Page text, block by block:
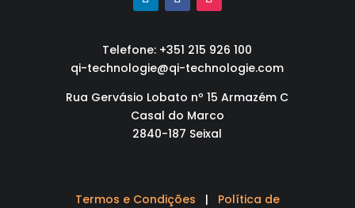
Telefone: +351 215 926 100
qi-technologie@qi-technologie.com
Rua Gervásio Lobato nº 15 Armazém C
Casal do Marco
2840-187 Seixal
Termos e Condições | Política de